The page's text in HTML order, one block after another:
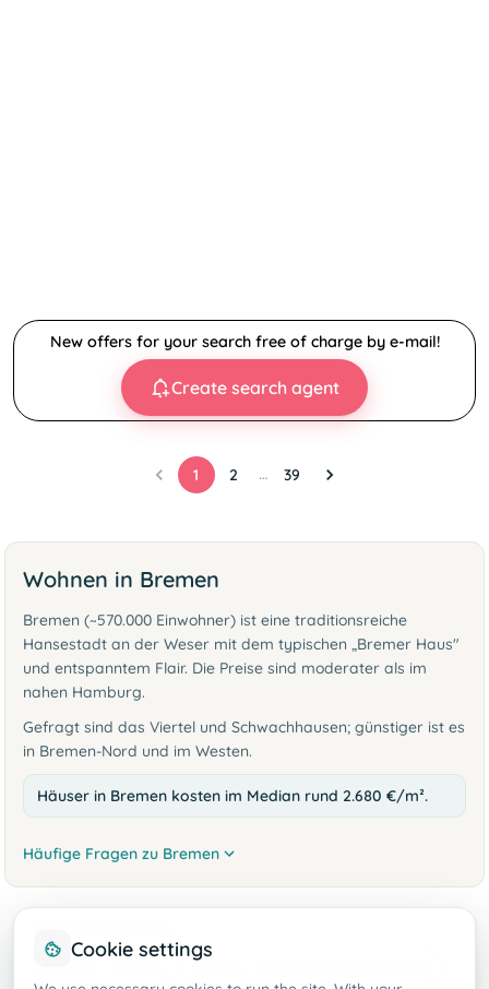
New offers for your search free of charge by e-mail!
Create search agent
1 2 … 39
Wohnen in Bremen
Bremen (~570.000 Einwohner) ist eine traditionsreiche
Hansestadt an der Weser mit dem typischen „Bremer Haus"
und entspanntem Flair. Die Preise sind moderater als im
nahen Hamburg.
Gefragt sind das Viertel und Schwachhausen; günstiger ist es
in Bremen-Nord und im Westen.
Häuser in Bremen kosten im Median rund 2.680 €/m².
Häufige Fragen zu Bremen
Cookie settings